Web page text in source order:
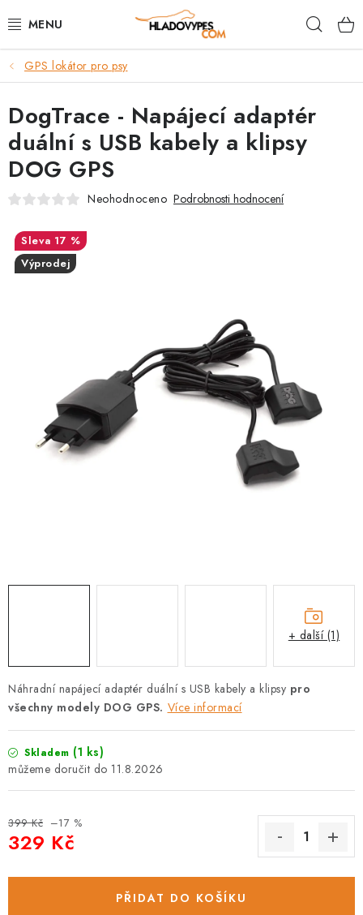
na
POTŘEBY PRO PSY
TAMI PŘEPRAVNÍ BOXY
SPORT SE PSEM
BACK ON TRACK
FAQ
SLUŽBY
Podmínky ochrany osobních údajů
Hodnocení obchodu
GPS lokátor pro psy
Náhradní napájecí adaptér duální s USB kabely a klipsy pro
všechny modely DOG GPS. Více informací
Skladem (1 ks)
11.8.2026
399 Kč –17 %
329 Kč
PŘIDAT DO KOŠÍKU
DogTrace - Napájecí adaptér
duální s USB kabely a klipsy
DOG GPS
Neohodnoceno Podrobnosti hodnocení
17 %
Výprodej
+ další (1)